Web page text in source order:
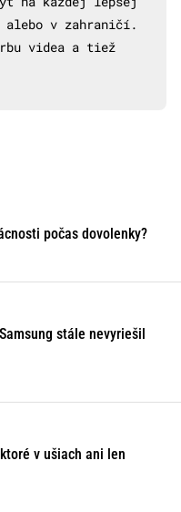
alebo v zahraničí.
videa a tiež
počas dovolenky?
stále nevyriešil
v ušiach ani len